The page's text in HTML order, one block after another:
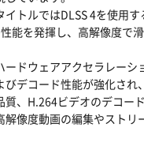
イトルではDLSS 4を使用
能を発揮し、高解像度で
ードウェアアクセラレーシ
びデコード性能が強化され
質、H.264ビデオのデコー
解像度動画の編集やストリ